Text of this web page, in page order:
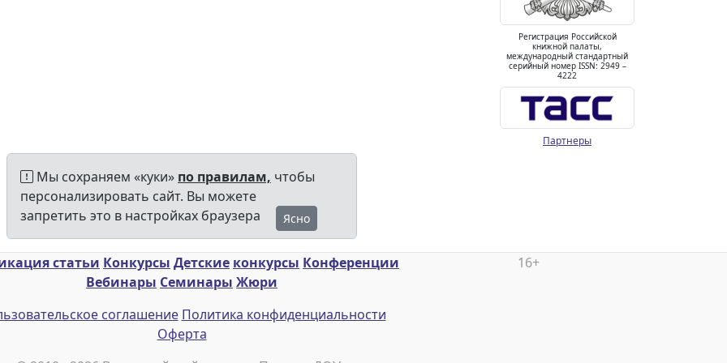
Регистрация Российской
книжной палаты,
международный стандартный
серийный номер ISSN: 2949 –
4222
Партнеры
Мы сохраняем «куки» по правилам, чтобы
персонализировать сайт. Вы можете
запретить это в настройках браузера
Ясно
статьи Конкурсы Детские конкурсы Конференции
Вебинары Семинары Жюри
соглашение Политика конфиденциальности
Оферта
16+